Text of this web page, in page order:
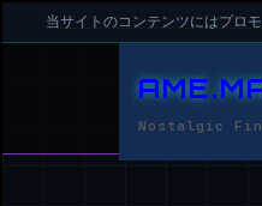
当サイトのコンテンツにはプロ